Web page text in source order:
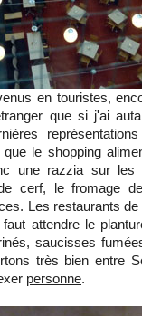
en touristes,
que si j'ai
le shopping
une razzia sur les
cerf, le fromage
Les restaurants de
attendre le
saucisses
très bien entre
personne.